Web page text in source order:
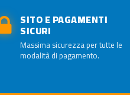
SITO E PAGAMENTI
SICURI
Massima sicurezza per tutte le
modalità di pagamento.